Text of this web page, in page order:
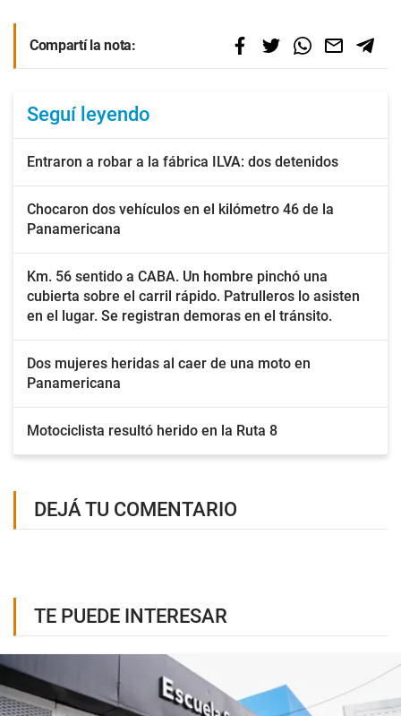
Compartí la nota:
Seguí leyendo
Entraron a robar a la fábrica ILVA: dos detenidos
Chocaron dos vehículos en el kilómetro 46 de la
Panamericana
Km. 56 sentido a CABA. Un hombre pinchó una
cubierta sobre el carril rápido. Patrulleros lo asisten
en el lugar. Se registran demoras en el tránsito.
Dos mujeres heridas al caer de una moto en
Panamericana
Motociclista resultó herido en la Ruta 8
DEJÁ TU COMENTARIO
TE PUEDE INTERESAR